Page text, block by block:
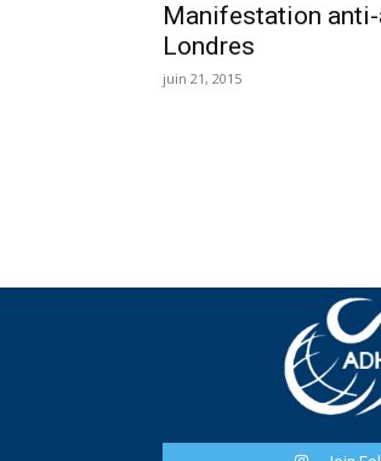
Manifestation
Londres
juin 21, 2015